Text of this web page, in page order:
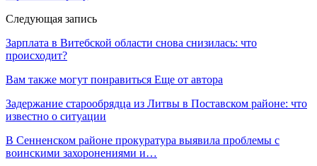
Следующая запись
Зарплата в Витебской области снова снизилась: что
происходит?
Вам также могут понравиться Еще от автора
Задержание старообрядца из Литвы в Поставском районе: что
известно о ситуации
В Сенненском районе прокуратура выявила проблемы с
воинскими захоронениями и…